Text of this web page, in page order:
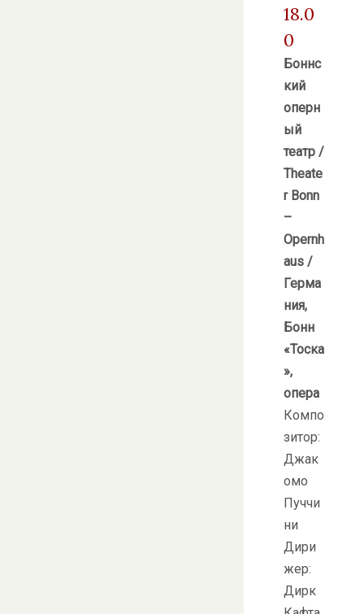
18.0
0
Боннс
кий
оперн
ый
театр /
Theate
r Bonn
–
Opernh
aus /
Герма
ния,
Бонн
«Тоска
»,
опера
Компо
зитор:
Джак
омо
Пуччи
ни
Дири
жер:
Дирк